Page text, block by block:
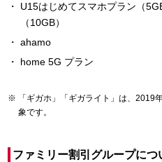
U15はじめてスマホプラン（
（10GB）
ahamo
home 5G プラン
「ギガホ」「ギガライト」は、
象です。
ファミリー割引グループにつ